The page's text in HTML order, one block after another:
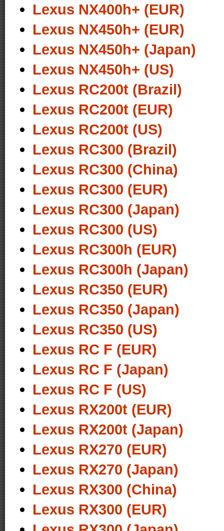
Lexus NX400h+ (EUR)
Lexus NX450h+ (EUR)
Lexus NX450h+ (Japan)
Lexus NX450h+ (US)
Lexus RC200t (Brazil)
Lexus RC200t (EUR)
Lexus RC200t (US)
Lexus RC300 (Brazil)
Lexus RC300 (China)
Lexus RC300 (EUR)
Lexus RC300 (Japan)
Lexus RC300 (US)
Lexus RC300h (EUR)
Lexus RC300h (Japan)
Lexus RC350 (EUR)
Lexus RC350 (Japan)
Lexus RC350 (US)
Lexus RC F (EUR)
Lexus RC F (Japan)
Lexus RC F (US)
Lexus RX200t (EUR)
Lexus RX200t (Japan)
Lexus RX270 (EUR)
Lexus RX270 (Japan)
Lexus RX300 (China)
Lexus RX300 (EUR)